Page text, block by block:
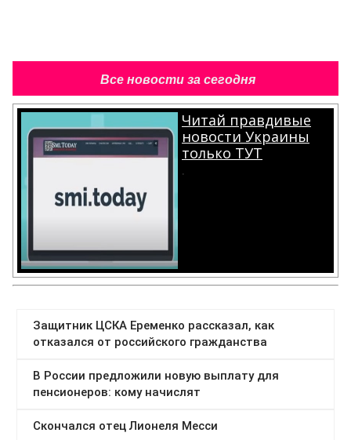
Все новости за сегодня
Читай правдивые
новости Украины
только ТУТ
.